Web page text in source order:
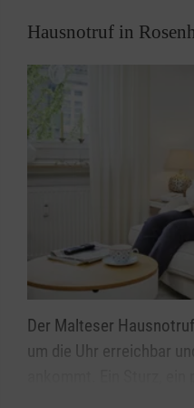
Hausnotruf in
Der Malteser
um die Uhr erreichbar
oder Schlimmeres –